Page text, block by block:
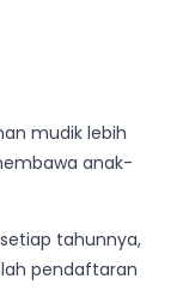
mudik lebih
anak-
tahunnya,
pendaftaran